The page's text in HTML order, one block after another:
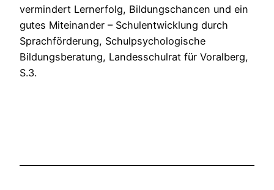
vermindert Lernerfolg, Bildungschancen und ein
gutes Miteinander – Schulentwicklung durch
Sprachförderung, Schulpsychologische
Bildungsberatung, Landesschulrat für Voralberg,
S.3.